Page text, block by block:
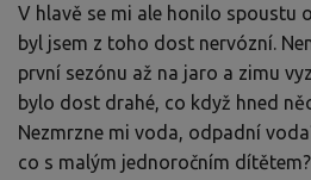
V hlavě se mi ale honilo spoustu
byl jsem z toho dost nervózní.
první sezónu až na jaro a zimu
bylo dost drahé, co když hned
Nezmrzne mi voda, odpadní
co s malým jednoročním